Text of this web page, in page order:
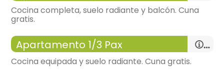
Cocina completa, suelo radiante y balcón. Cuna
gratis.
-
apartamento con: salón, Cocina, 1 Habitación
-
40 m², distribución tipo pequeño estudio, muy
luminoso, fantasticas vistas, calefacción,
Apartamento 1/3 Pax
Cocina equipada y suelo radiante. Cuna gratis.